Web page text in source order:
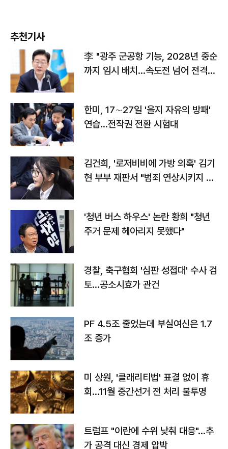
추천기사
李 "광주 군공항 기능, 2028년 중순
까지 임시 배치…속도전 넘어 전격
한미, 17∼27일 '을지 자유의 방패'
연습…전작권 전환 시험대
김건희, '로저비비에 가방 의혹' 김기
현 부부 재판서 "범죄 연상시키지 말
'청년 버스 하우스' 논란 황희 "청년
주거 문제 헤아리지 못했다"
경찰, 축구협회 '심판 성접대' 수사 검
토…공소시효가 관건
PF 4.5조 줄었는데 부실여신은 1.7
조 증가
미 상원, '클래리티법' 표결 없이 휴
회…11월 중간선거 전 처리 불투명
트럼프 "이란에 수위 낮춰 대응"…추
가 공격 대신 경제 압박